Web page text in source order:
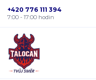
+420 776 111 394
7:00 - 17:00 hodin